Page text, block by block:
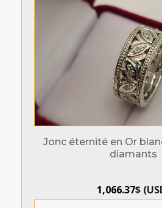
Jonc éternité en Or
diamants
1,066.37$(